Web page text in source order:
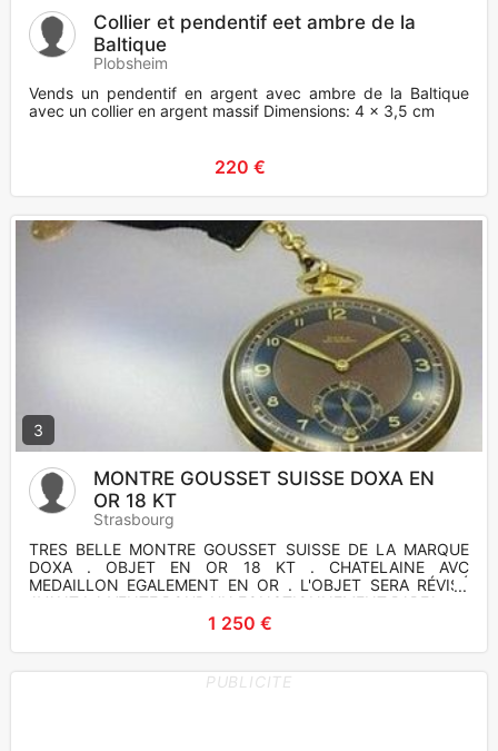
Collier et pendentif eet ambre de la
Baltique
Plobsheim
Vends un pendentif en argent avec ambre de la Baltique
avec un collier en argent massif Dimensions: 4 x 3,5 cm
220 €
3
MONTRE GOUSSET SUISSE DOXA EN
OR 18 KT
Strasbourg
TRES BELLE MONTRE GOUSSET SUISSE DE LA MARQUE
DOXA . OBJET EN OR 18 KT . CHATELAINE AVC
MEDAILLON EGALEMENT EN OR . L'OBJET SERA RÉVISÉ
AVANT LA VENTE POUR UN FONCTIONNEMENT PARFA
1 250 €
PUBLICITE